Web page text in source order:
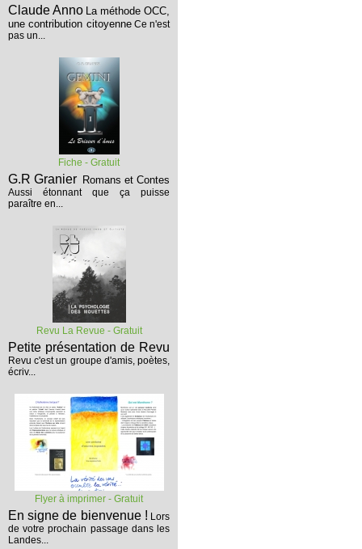
Claude Anno La méthode OCC,
une contribution citoyenne Ce n'est
pas un...
Fiche - Gratuit
G.R Granier Romans et Contes
Aussi étonnant que ça puisse
paraître en...
Revu La Revue - Gratuit
Petite présentation de Revu
Revu c'est un groupe d'amis, poètes,
écriv...
Flyer à imprimer - Gratuit
En signe de bienvenue ! Lors
de votre prochain passage dans les
Landes...